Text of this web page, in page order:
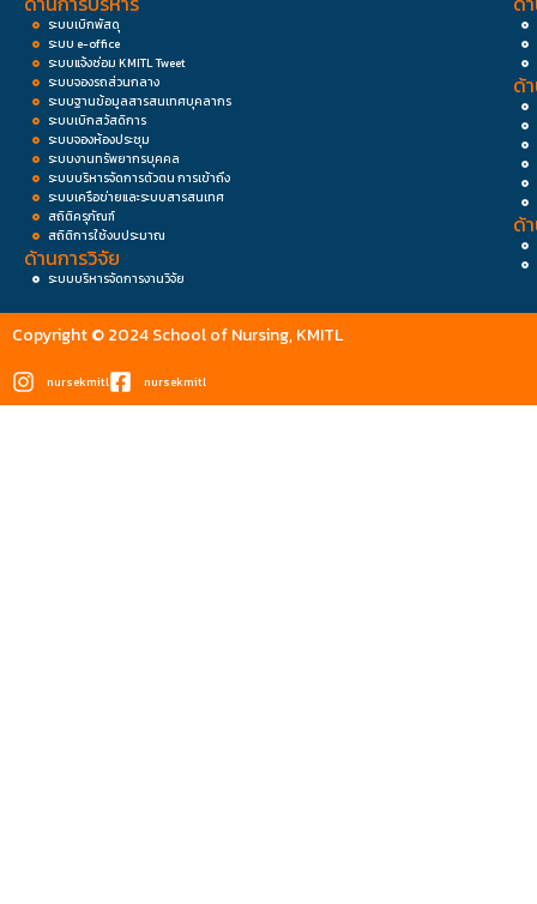
ระบบเบิกพัสดุ
ระบบ e-office
ระบบแจ้งซ่อม KMITL Tweet
ระบบจองรถส่วนกลาง
ระบบฐานข้อมูลสารสนเทศบุคลากร
ระบบเบิกสวัสดิการ
ระบบจองห้องประชุม
ระบบงานทรัพยากรบุคคล
ระบบบริหารจัดการตัวตน การเข้าถึง
ระบบเครือข่ายและระบบสารสนเทศ
สถิติครุภัณฑ์
สถิติการใช้งบประมาณ
ด้านการวิจัย
ระบบบริหารจัดการงานวิจัย
ด้
ด้
Copyright © 2024 School of Nursing, KMITL
nursekmitl nursekmitl